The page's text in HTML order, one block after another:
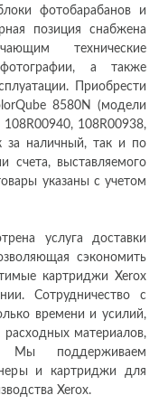
фотобарабанов и
позиция снабжена
технические
фотографии, а также
Приобрести
8580N (модели
108R00938,
за наличный, так и по
счета, выставляемого
указаны с учетом
услуга доставки
сэкономить
картриджи Xerox
Сотрудничество с
времени и усилий,
материалов,
поддерживаем
и картриджи для
Xerox.